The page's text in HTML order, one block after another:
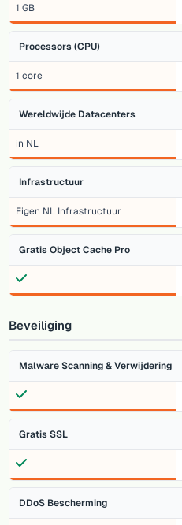
1 GB
Processors (CPU)
1 core
Wereldwijde Datacenters
in NL
Infrastructuur
Eigen NL Infrastructuur
Gratis Object Cache Pro
Beveiliging
Malware Scanning & Verwijdering
Gratis SSL
DDoS Bescherming